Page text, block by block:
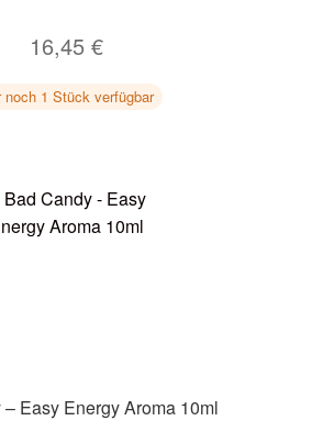
16,45 €
noch 1 Stück verfügbar
Easy Energy Aroma 10ml